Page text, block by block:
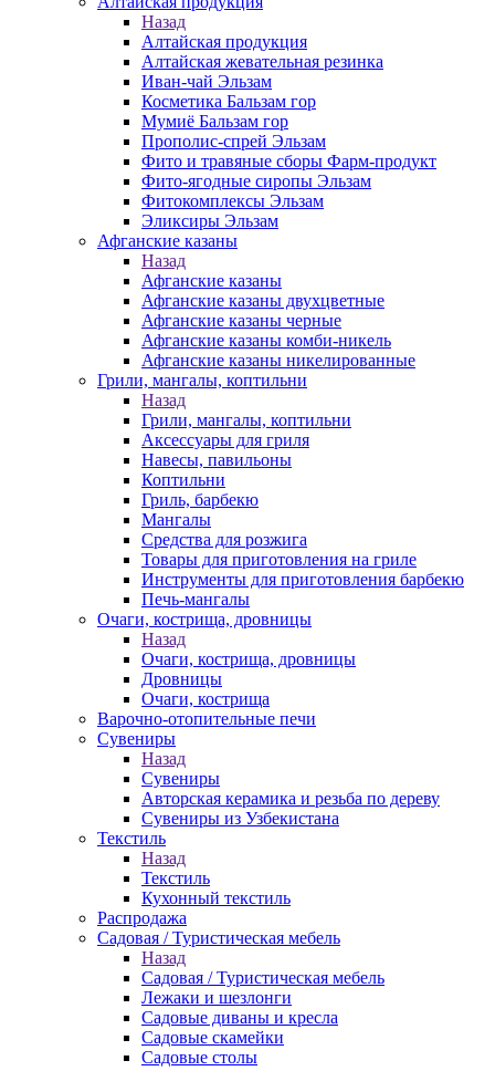
Назад
Алтайская продукция
Алтайская жевательная резинка
Иван-чай Эльзам
Косметика Бальзам гор
Мумиё Бальзам гор
Прополис-спрей Эльзам
Фито и травяные сборы Фарм-продукт
Фито-ягодные сиропы Эльзам
Фитокомплексы Эльзам
Эликсиры Эльзам
Афганские казаны
Назад
Афганские казаны
Афганские казаны двухцветные
Афганские казаны черные
Афганские казаны комби-никель
Афганские казаны никелированные
Грили, мангалы, коптильни
Назад
Грили, мангалы, коптильни
Аксессуары для гриля
Навесы, павильоны
Коптильни
Гриль, барбекю
Мангалы
Средства для розжига
Товары для приготовления на гриле
Инструменты для приготовления барбекю
Печь-мангалы
Очаги, кострища, дровницы
Назад
Очаги, кострища, дровницы
Дровницы
Очаги, кострища
Варочно-отопительные печи
Сувениры
Назад
Сувениры
Авторская керамика и резьба по дереву
Сувениры из Узбекистана
Текстиль
Назад
Текстиль
Кухонный текстиль
Распродажа
Садовая / Туристическая мебель
Назад
Садовая / Туристическая мебель
Лежаки и шезлонги
Садовые диваны и кресла
Садовые скамейки
Садовые столы